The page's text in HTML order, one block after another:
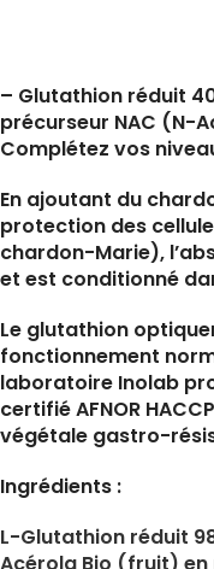
– Glutathion réduit
précurseur NAC (N-
Complétez vos
En ajoutant du
protection des
chardon-Marie),
et est conditionné
Le glutathion
fonctionnement
laboratoire Inolab
certifié AFNOR
végétale gastro-
Ingrédients :
L-Glutathion réduit